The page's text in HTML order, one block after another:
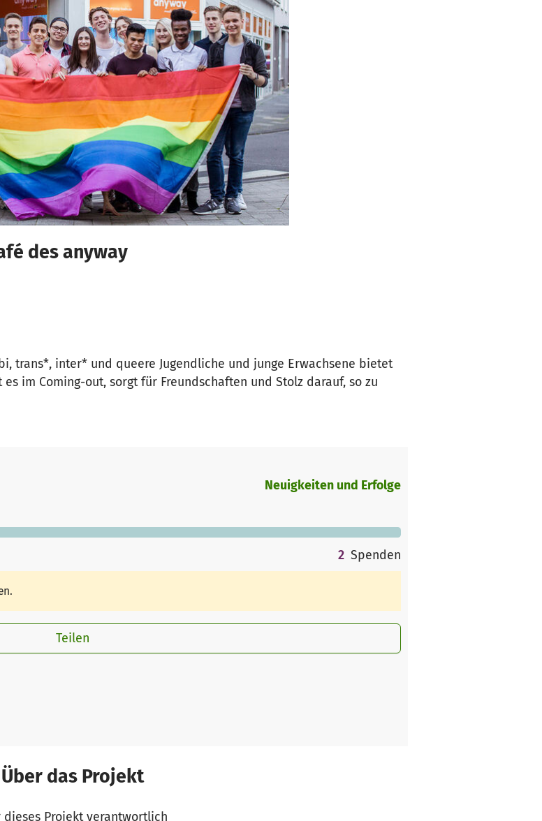
des anyway
trans*, inter* und queere Jugendliche und junge Erwachsene bietet
im Coming-out, sorgt für Freundschaften und Stolz darauf, so zu
Neuigkeiten und Erfolge
2 Spenden
Teilen
Über das Projekt
Projekt verantwortlich